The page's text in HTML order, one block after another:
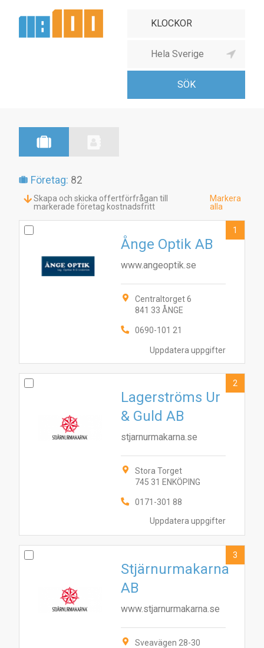
Företag: 82
Skapa och skicka offertförfrågan till
markerade företag kostnadsfritt
Markera
alla
Uppdatera uppgifter
Ånge Optik AB
www.angeoptik.se
Centraltorget 6
841 33 ÅNGE
0690-101 21
1
Uppdatera uppgifter
Lagerströms Ur
& Guld AB
stjarnurmakarna.se
Stora Torget
745 31 ENKÖPING
0171-301 88
2
Stjärnurmakarna
AB
www.stjarnurmakarna.se
Sveavägen 28-30
3